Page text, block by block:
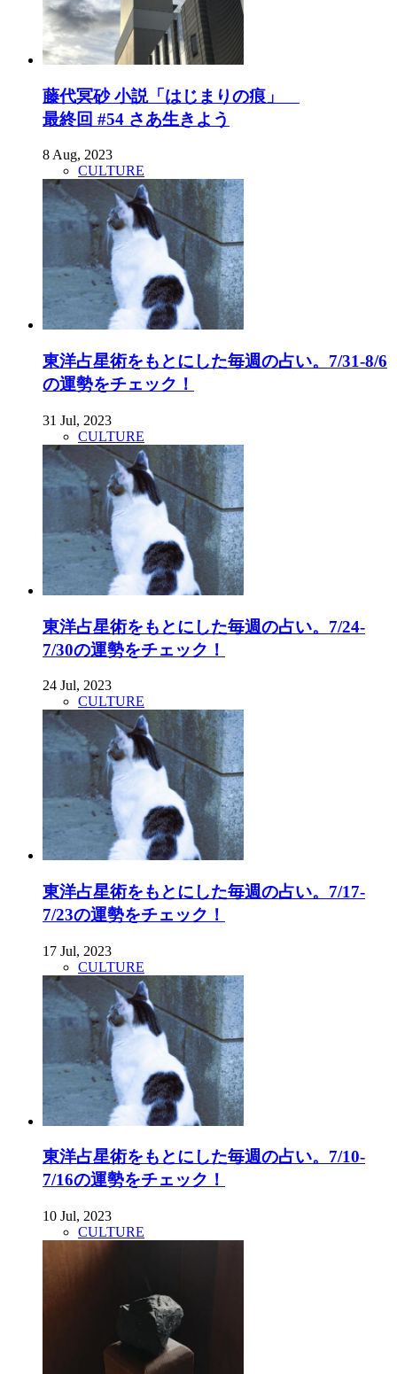
藤代冥砂 小説「はじまりの痕」
最終回 #54 さあ生きよう
8 Aug, 2023
CULTURE
東洋占星術をもとにした毎週の占い。7/31-8/6
の運勢をチェック！
31 Jul, 2023
CULTURE
東洋占星術をもとにした毎週の占い。7/24-
7/30の運勢をチェック！
24 Jul, 2023
CULTURE
東洋占星術をもとにした毎週の占い。7/17-
7/23の運勢をチェック！
17 Jul, 2023
CULTURE
東洋占星術をもとにした毎週の占い。7/10-
7/16の運勢をチェック！
10 Jul, 2023
CULTURE